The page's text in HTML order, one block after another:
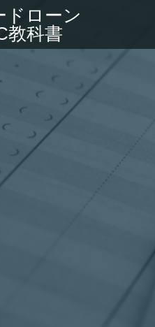
ドローン
教科書